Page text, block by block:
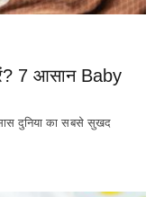
7 आसान Baby
दुनिया का सबसे सुखद